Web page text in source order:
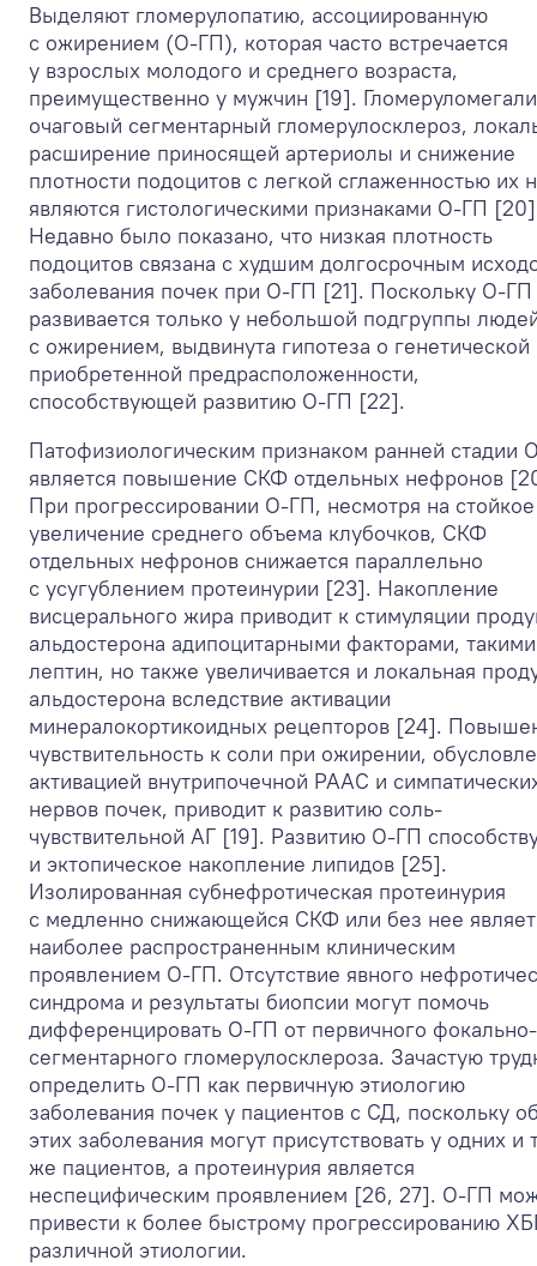
Выделяют гломерулопатию, ассоциированную
с ожирением (О-ГП), которая часто встречается
у взрослых молодого и среднего возраста,
преимущественно у мужчин [19].
очаговый сегментарный гломерулосклероз,
расширение приносящей артериолы и снижение
плотности подоцитов с легкой сглаженностью их
являются гистологическими признаками О-ГП
Недавно было показано, что низкая плотность
подоцитов связана с худшим долгосрочным
заболевания почек при О-ГП [21]. Поскольку О-ГП
развивается только у небольшой подгруппы
с ожирением, выдвинута гипотеза о генетической
приобретенной предрасположенности,
способствующей развитию О-ГП [22].
Патофизиологическим признаком ранней стадии
является повышение СКФ отдельных нефронов
При прогрессировании О-ГП, несмотря на стойкое
увеличение среднего объема клубочков, СКФ
отдельных нефронов снижается параллельно
с усугублением протеинурии [23]. Накопление
висцерального жира приводит к стимуляции
альдостерона адипоцитарными факторами,
лептин, но также увеличивается и локальная
альдостерона вследствие активации
минералокортикоидных рецепторов [24].
чувствительность к соли при ожирении,
активацией внутрипочечной РААС и
нервов почек, приводит к развитию соль-
чувствительной АГ [19]. Развитию О-ГП
и эктопическое накопление липидов [25].
Изолированная субнефротическая протеинурия
с медленно снижающейся СКФ или без нее
наиболее распространенным клиническим
проявлением О-ГП. Отсутствие явного
синдрома и результаты биопсии могут помочь
дифференцировать О-ГП от первичного фокально-
сегментарного гломерулосклероза. Зачастую
определить О-ГП как первичную этиологию
заболевания почек у пациентов с СД, поскольку
этих заболевания могут присутствовать у одних и
же пациентов, а протеинурия является
неспецифическим проявлением [26, 27]. О-ГП
привести к более быстрому прогрессированию
различной этиологии.